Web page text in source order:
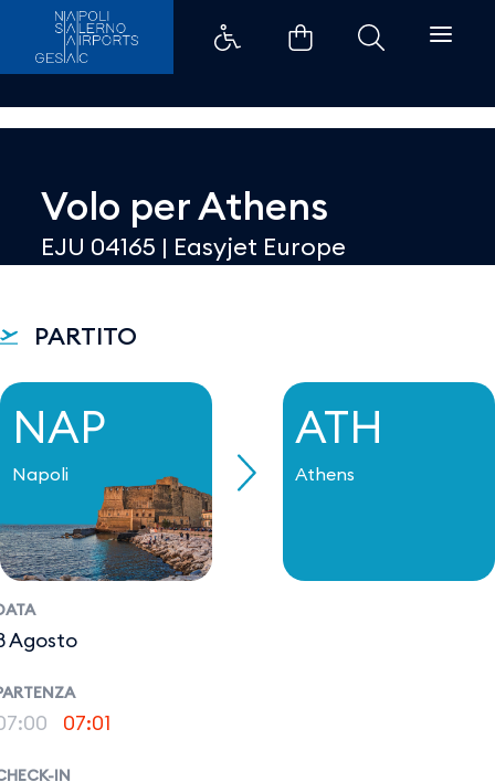
Dettaglio - Aeroporti di Napoli
Volo perAthens
EJU 04165 | Easyjet Europe
PARTITO
NAP
Napoli
Agosto
07:01
IN
ATH
Athens